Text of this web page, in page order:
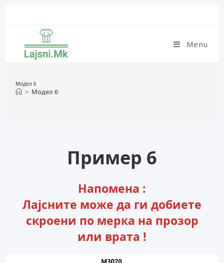
Menu
Модел 6
> Модел 6
Пример 6
Напомена :
Лајсните може да ги добиете
скроени по мерка на прозор
или врата !